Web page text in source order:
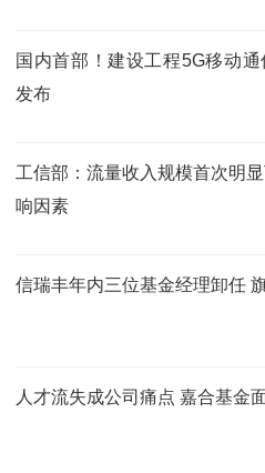
国内首部！建设工程5G移动
发布
工信部：流量收入规模首次明
响因素
信瑞丰年内三位基金经理卸任
人才流失成公司痛点 嘉合基金